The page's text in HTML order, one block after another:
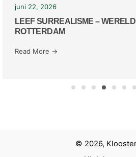
juni 22, 2026
LEEF SURREALISME –
ROTTERDAM
Read More →
© 2026,